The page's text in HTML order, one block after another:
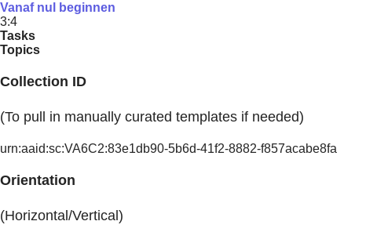
Vanaf nul beginnen
3:4
Tasks
Topics
Collection ID
(To pull in manually curated templates if needed)
urn:aaid:sc:VA6C2:83e1db90-5b6d-41f2-8882-f857acabe8fa
Orientation
(Horizontal/Vertical)